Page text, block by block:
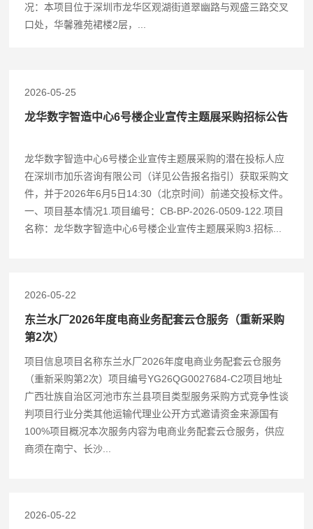
况：本项目位于深圳市龙华区观湖街道翠幽路与观盛三路交叉
口处，华馨雅苑裙楼2层，...
2026-05-25
龙华数字智造中心6号楼企业宣传主题展采购招标公告
龙华数字智造中心6号楼企业宣传主题展采购的潜在投标人应
在深圳市加乐咨询有限公司（详见公告报名指引）获取采购文
件，并于2026年6月5日14:30（北京时间）前递交投标文件。
一、项目基本情况1.项目编号：CB-BP-2026-0509-122.项目
名称：龙华数字智造中心6号楼企业宣传主题展采购3.招标...
2026-05-22
东兰水厂2026年度电商业务配套云仓服务（重新采购
第2次）
项目信息项目名称东兰水厂2026年度电商业务配套云仓服务
（重新采购第2次）项目编号YG26QG0027684-C2项目地址
广西壮族自治区河池市东兰县项目类型服务采购方式竞争性谈
判项目行业分类其他运输代理业公开方式邀请资金来源国有
100%项目概况本次服务内容为电商业务配套云仓服务，供应
商须在南宁、长沙...
2026-05-22